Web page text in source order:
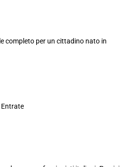
completo per un cittadino nato in
Entrate